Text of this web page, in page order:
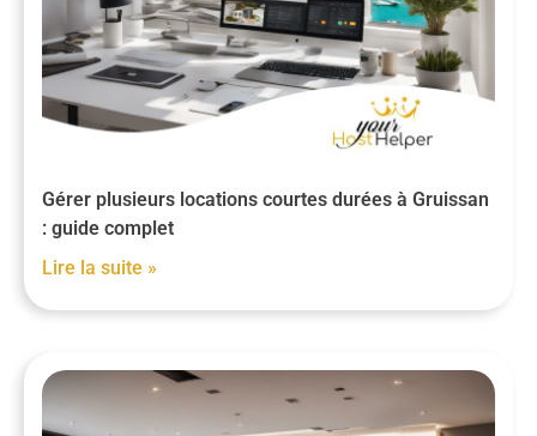
Gérer plusieurs locations courtes durées à Gruissan
: guide complet
Lire la suite »